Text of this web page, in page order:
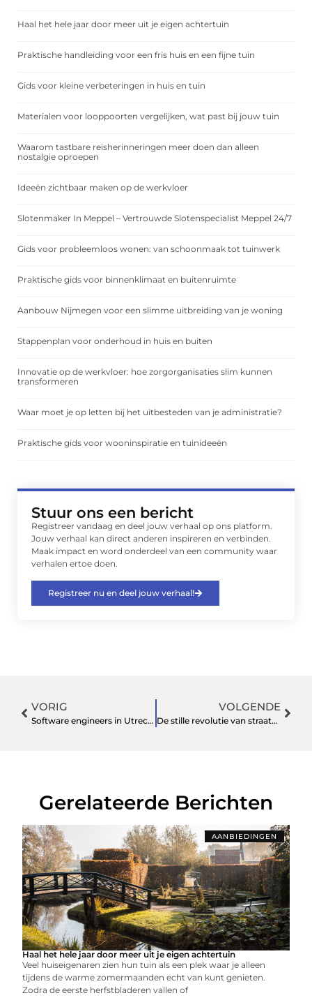
Haal het hele jaar door meer uit je eigen achtertuin
Praktische handleiding voor een fris huis en een fijne tuin
Gids voor kleine verbeteringen in huis en tuin
Materialen voor looppoorten vergelijken, wat past bij jouw tuin
Waarom tastbare reisherinneringen meer doen dan alleen
nostalgie oproepen
Ideeën zichtbaar maken op de werkvloer
Slotenmaker In Meppel – Vertrouwde Slotenspecialist Meppel 24/7
Gids voor probleemloos wonen: van schoonmaak tot tuinwerk
Praktische gids voor binnenklimaat en buitenruimte
Aanbouw Nijmegen voor een slimme uitbreiding van je woning
Stappenplan voor onderhoud in huis en buiten
Innovatie op de werkvloer: hoe zorgorganisaties slim kunnen
transformeren
Waar moet je op letten bij het uitbesteden van je administratie?
Praktische gids voor wooninspiratie en tuinideeën
Stuur ons een bericht
Registreer vandaag en deel jouw verhaal op ons platform.
Jouw verhaal kan direct anderen inspireren en verbinden.
Maak impact en word onderdeel van een community waar
verhalen ertoe doen.
Registreer nu en deel jouw verhaal!
VORIG
Software engineers in Utrecht: optimaliseer jouw bedrijfsprocessen
VOLGENDE
De stille revolutie van straatverlichting
Gerelateerde Berichten
AANBIEDINGEN
Haal het hele jaar door meer uit je eigen achtertuin
Veel huiseigenaren zien hun tuin als een plek waar je alleen
tijdens de warme zomermaanden echt van kunt genieten.
Zodra de eerste herfstbladeren vallen of